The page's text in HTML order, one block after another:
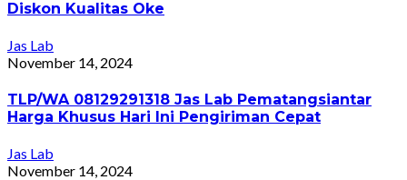
Diskon Kualitas Oke
Jas Lab
November 14, 2024
TLP/WA 08129291318 Jas Lab Pematangsiantar
Harga Khusus Hari Ini Pengiriman Cepat
Jas Lab
November 14, 2024